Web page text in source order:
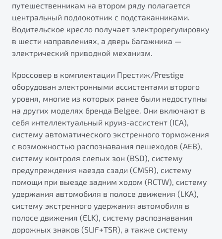
путешественникам на втором ряду полагается
центральный подлокотник с подстаканниками.
Водительское кресло получает электрорегулировку
в шести направлениях, а дверь багажника —
электрический приводной механизм.
Кроссовер в комплектации Престиж/Prestige
оборудован электронными ассистентами второго
уровня, многие из которых ранее были недоступны
на других моделях бренда Belgee. Они включают в
себя интеллектуальный круиз-ассистент (ICA),
систему автоматического экстренного торможения
с возможностью распознавания пешеходов (AEB),
систему контроля слепых зон (BSD), систему
предупреждения наезда сзади (CMSR), систему
помощи при выезде задним ходом (RCTW), систему
удержания автомобиля в полосе движения (LKA),
систему экстренного удержания автомобиля в
полосе движения (ELK), систему распознавания
дорожных знаков (SLIF+TSR), а также систему